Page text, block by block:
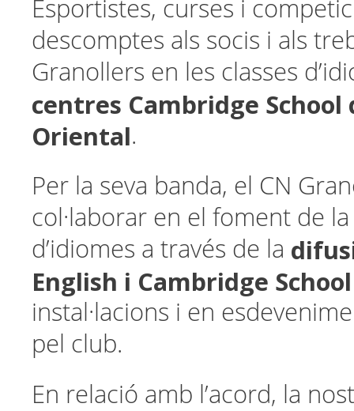
Esportistes, curses i
descomptes als socis i als
Granollers en les classes
centres Cambridge School
Oriental.
Per la seva banda, el CN
col·laborar en el foment de
d’idiomes a través de la
English i Cambridge School
instal·lacions i en
pel club.
En relació amb l’acord, la